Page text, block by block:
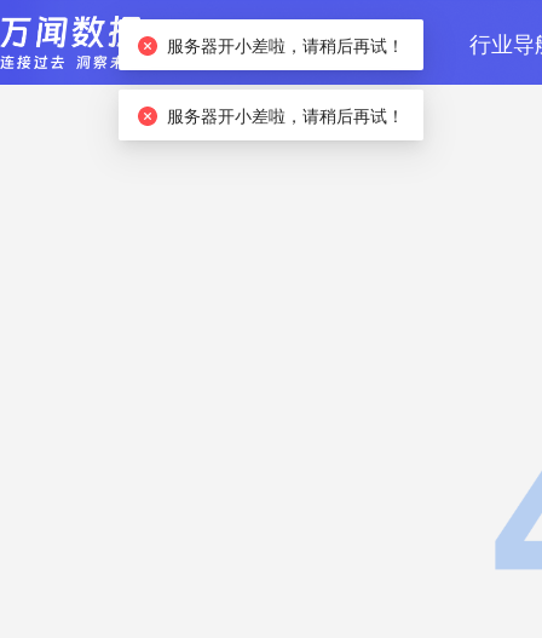
首页 数据检索 行业导
服务器开小差啦，请稍后再试！
服务器开小差啦，请稍后再试！